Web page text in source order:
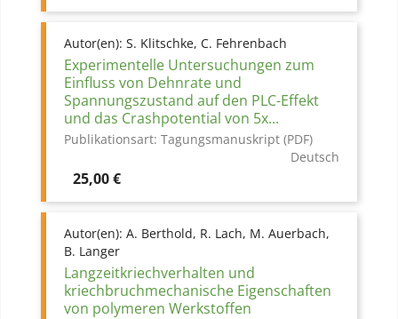
Autor(en): S. Klitschke, C. Fehrenbach
Experimentelle Untersuchungen zum
Einfluss von Dehnrate und
Spannungszustand auf den PLC-Effekt
und das Crashpotential von 5x...
Publikationsart: Tagungsmanuskript (PDF)
Deutsch
Preis
25,00 €
Autor(en): A. Berthold, R. Lach, M. Auerbach,
B. Langer
Langzeitkriechverhalten und
kriechbruchmechanische Eigenschaften
von polymeren Werkstoffen